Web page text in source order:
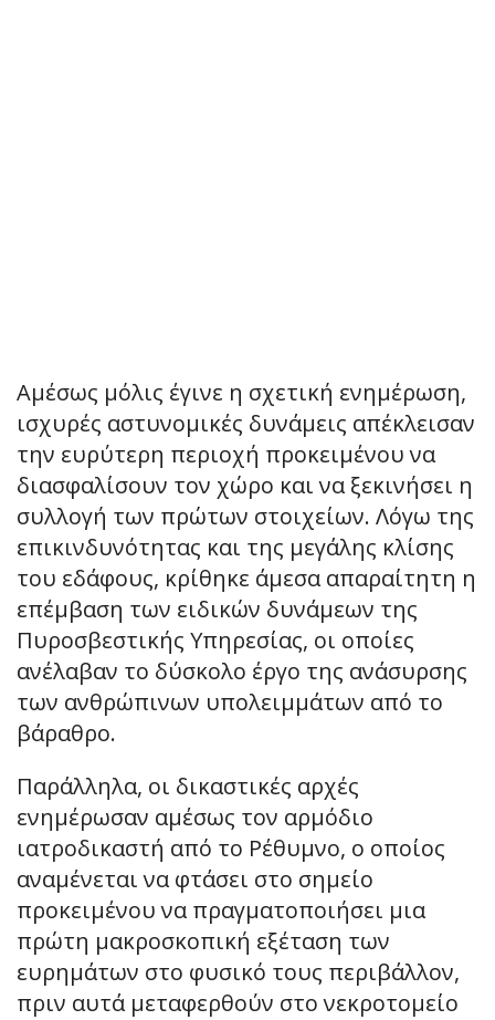
Αμέσως μόλις έγινε η σχετική ενημέρωση,
ισχυρές αστυνομικές δυνάμεις απέκλεισαν
την ευρύτερη περιοχή προκειμένου να
διασφαλίσουν τον χώρο και να ξεκινήσει η
συλλογή των πρώτων στοιχείων. Λόγω της
επικινδυνότητας και της μεγάλης κλίσης
του εδάφους, κρίθηκε άμεσα απαραίτητη η
επέμβαση των ειδικών δυνάμεων της
Πυροσβεστικής Υπηρεσίας, οι οποίες
ανέλαβαν το δύσκολο έργο της ανάσυρσης
των ανθρώπινων υπολειμμάτων από το
βάραθρο.
Παράλληλα, οι δικαστικές αρχές
ενημέρωσαν αμέσως τον αρμόδιο
ιατροδικαστή από το Ρέθυμνο, ο οποίος
αναμένεται να φτάσει στο σημείο
προκειμένου να πραγματοποιήσει μια
πρώτη μακροσκοπική εξέταση των
ευρημάτων στο φυσικό τους περιβάλλον,
πριν αυτά μεταφερθούν στο νεκροτομείο